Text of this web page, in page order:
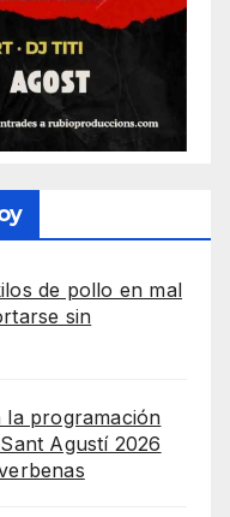
de pollo en mal
sin
la programación
Agustí 2026